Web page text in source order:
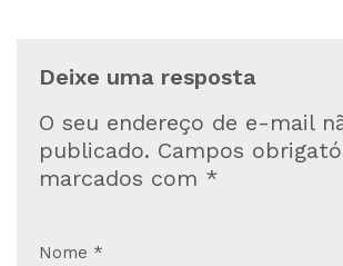
Deixe uma resposta
O seu endereço de e-mail
publicado. Campos
marcados com *
Nome *